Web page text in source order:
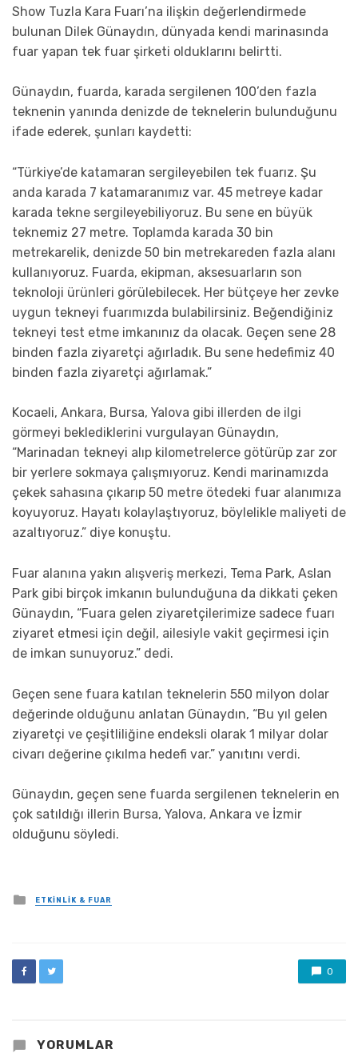
Show Tuzla Kara Fuarı’na ilişkin değerlendirmede
bulunan Dilek Günaydın, dünyada kendi marinasında
fuar yapan tek fuar şirketi olduklarını belirtti.
Günaydın, fuarda, karada sergilenen 100’den fazla
teknenin yanında denizde de teknelerin bulunduğunu
ifade ederek, şunları kaydetti:
“Türkiye’de katamaran sergileyebilen tek fuarız. Şu
anda karada 7 katamaranımız var. 45 metreye kadar
karada tekne sergileyebiliyoruz. Bu sene en büyük
teknemiz 27 metre. Toplamda karada 30 bin
metrekarelik, denizde 50 bin metrekareden fazla alanı
kullanıyoruz. Fuarda, ekipman, aksesuarların son
teknoloji ürünleri görülebilecek. Her bütçeye her zevke
uygun tekneyi fuarımızda bulabilirsiniz. Beğendiğiniz
tekneyi test etme imkanınız da olacak. Geçen sene 28
binden fazla ziyaretçi ağırladık. Bu sene hedefimiz 40
binden fazla ziyaretçi ağırlamak.”
Kocaeli, Ankara, Bursa, Yalova gibi illerden de ilgi
görmeyi beklediklerini vurgulayan Günaydın,
“Marinadan tekneyi alıp kilometrelerce götürüp zar zor
bir yerlere sokmaya çalışmıyoruz. Kendi marinamızda
çekek sahasına çıkarıp 50 metre ötedeki fuar alanımıza
koyuyoruz. Hayatı kolaylaştıyoruz, böylelikle maliyeti de
azaltıyoruz.” diye konuştu.
Fuar alanına yakın alışveriş merkezi, Tema Park, Aslan
Park gibi birçok imkanın bulunduğuna da dikkati çeken
Günaydın, “Fuara gelen ziyaretçilerimize sadece fuarı
ziyaret etmesi için değil, ailesiyle vakit geçirmesi için
de imkan sunuyoruz.” dedi.
Geçen sene fuara katılan teknelerin 550 milyon dolar
değerinde olduğunu anlatan Günaydın, “Bu yıl gelen
ziyaretçi ve çeşitliliğine endeksli olarak 1 milyar dolar
civarı değerine çıkılma hedefi var.” yanıtını verdi.
Günaydın, geçen sene fuarda sergilenen teknelerin en
çok satıldığı illerin Bursa, Yalova, Ankara ve İzmir
olduğunu söyledi.
Posted
in
ETKINLIK & FUAR
0
YORUMLAR